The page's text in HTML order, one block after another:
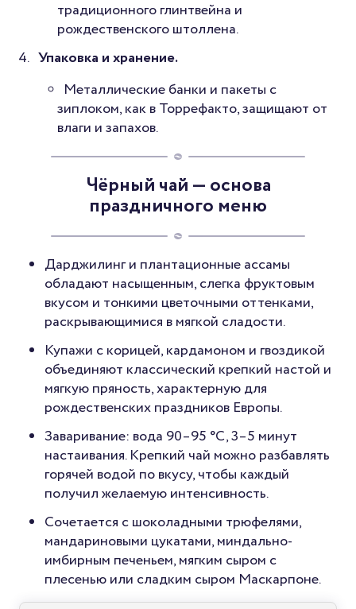
традиционного глинтвейна и
рождественского штоллена.
Упаковка и хранение.
Металлические банки и пакеты с
зиплоком, как в Торрефакто, защищают от
влаги и запахов.
Чёрный чай — основа
праздничного меню
Дарджилинг и плантационные ассамы
обладают насыщенным, слегка фруктовым
вкусом и тонкими цветочными оттенками,
раскрывающимися в мягкой сладости.
Купажи с корицей, кардамоном и гвоздикой
объединяют классический крепкий настой и
мягкую пряность, характерную для
рождественских праздников Европы.
Заваривание: вода 90–95 °C, 3–5 минут
настаивания. Крепкий чай можно разбавлять
горячей водой по вкусу, чтобы каждый
получил желаемую интенсивность.
Сочетается с шоколадными трюфелями,
мандариновыми цукатами, миндально-
имбирным печеньем, мягким сыром с
плесенью или сладким сыром Маскарпоне.